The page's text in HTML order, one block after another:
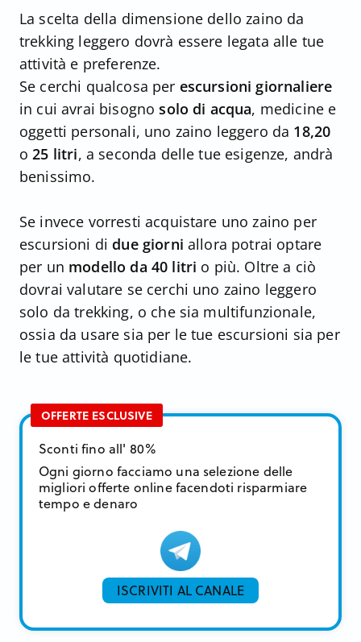
La scelta della dimensione dello zaino da
trekking leggero dovrà essere legata alle tue
attività e preferenze.
Se cerchi qualcosa per escursioni giornaliere
in cui avrai bisognosolo di acqua, medicine e
oggetti personali, uno zaino leggero da 18,20
o25 litri, a seconda delle tue esigenze, andrà
benissimo.
Se invece vorresti acquistare uno zaino per
escursioni di due giorniallora potrai optare
per un modello da 40 litri o più. Oltre a ciò
dovrai valutare se cerchi uno zaino leggero
solo da trekking, o che sia multifunzionale,
ossia da usare sia per le tue escursioni sia per
le tue attività quotidiane.
OFFERTE ESCLUSIVE
Sconti fino all' 80%
Ogni giorno facciamo una selezione delle
migliori offerte online facendoti risparmiare
tempo e denaro
ISCRIVITI AL CANALE